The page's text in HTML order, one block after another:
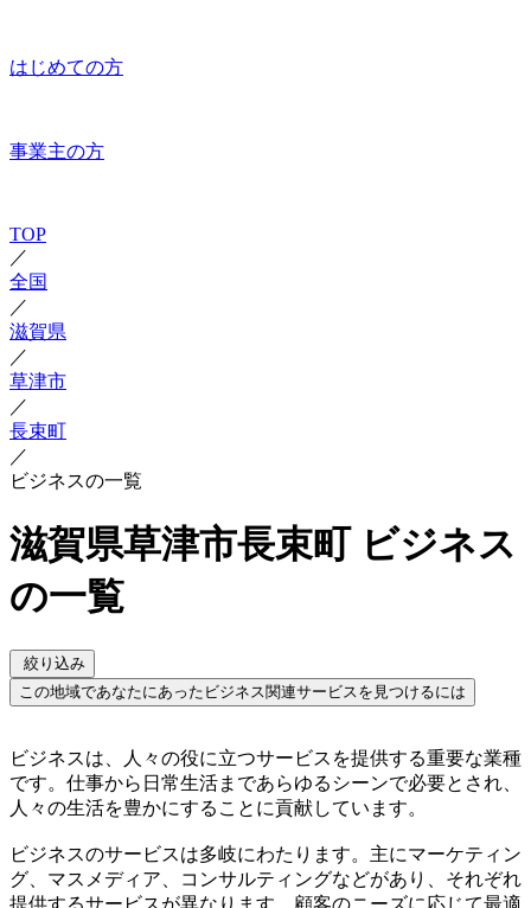
はじめての方
事業主の方
TOP
／
全国
／
滋賀県
／
草津市
／
長束町
／
ビジネスの一覧
滋賀県草津市長束町 ビジネス
の一覧
絞り込み
この地域であなたにあったビジネス関連サービスを見つけるには
ビジネスは、人々の役に立つサービスを提供する重要な業種
です。仕事から日常生活まであらゆるシーンで必要とされ、
人々の生活を豊かにすることに貢献しています。
ビジネスのサービスは多岐にわたります。主にマーケティン
グ、マスメディア、コンサルティングなどがあり、それぞれ
提供するサービスが異なります。顧客のニーズに応じて最適